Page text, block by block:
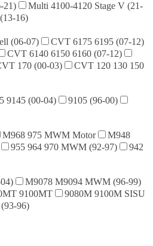
21)
Multi 4100-4120 Stage V (21-
16)
(06-07)
CVT 6175 6195 (07-12)
CVT 6140 6150 6160 (07-12)
170 (00-03)
CVT 120 130 150
9145 (00-04)
9105 (96-00)
M968 975 MWM Motor
M948
955 964 970 MWM (92-97)
942
M9078 M9094 MWM (96-99)
9100MT
9080M 9100M SISU
96)